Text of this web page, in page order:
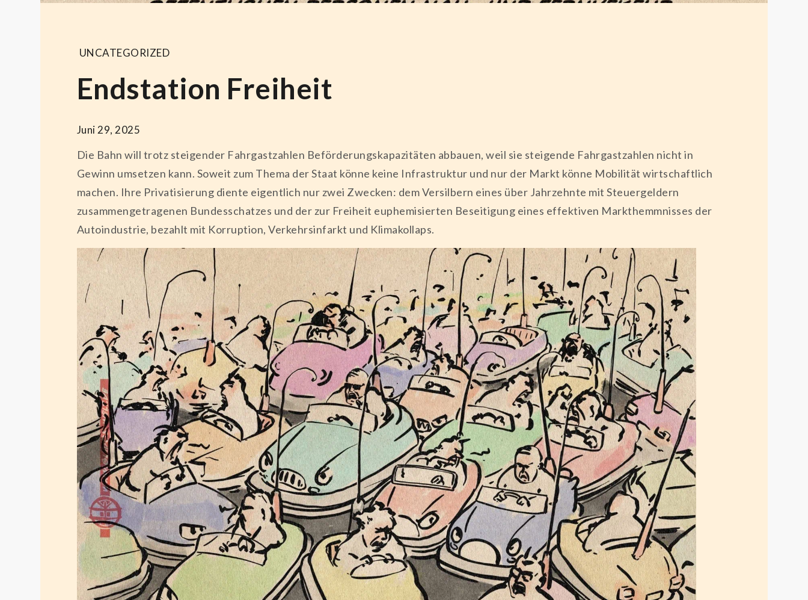
UNCATEGORIZED
Endstation Freiheit
Juni 29, 2025
Die Bahn will trotz steigender Fahrgastzahlen Beförderungskapazitäten abbauen, weil sie steigende Fahrgastzahlen nicht in
Gewinn umsetzen kann. Soweit zum Thema der Staat könne keine Infrastruktur und nur der Markt könne Mobilität wirtschaftlich
machen. Ihre Privatisierung diente eigentlich nur zwei Zwecken: dem Versilbern eines über Jahrzehnte mit Steuergeldern
zusammengetragenen Bundesschatzes und der zur Freiheit euphemisierten Beseitigung eines effektiven Markthemmnisses der
Autoindustrie, bezahlt mit Korruption, Verkehrsinfarkt und Klimakollaps.